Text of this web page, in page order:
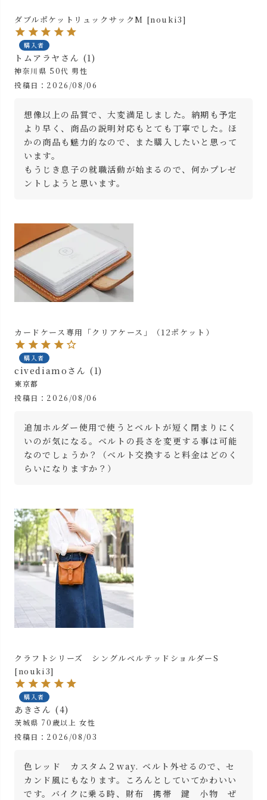
ダブルポケットリュックサックM [nouki3]
購入者
トムアラヤ 1
神奈川県 50代 男性
投稿日
2026/08/06
想像以上の品質で、大変満足しました。納期も予定
より早く、商品の説明対応もとても丁寧でした。ほ
かの商品も魅力的なので、また購入したいと思って
います。
もうじき息子の就職活動が始まるので、何かプレゼ
ントしようと思います。
カードケース専用「クリアケース」（12ポケット）
購入者
civediamo 1
東京都
投稿日
2026/08/06
追加ホルダー使用で使うとベルトが短く閉まりにく
いのが気になる。ベルトの長さを変更する事は可能
なのでしょうか？（ベルト交換すると料金はどのく
らいになりますか？）
クラフトシリーズ シングルベルテッドショルダーS
[nouki3]
購入者
あき 4
茨城県 70歳以上 女性
投稿日
2026/08/03
色レッド　カスタム２way. ベルト外せるので、セ
カンド風にもなります。ころんとしていてかわいい
です。バイクに乗る時、財布　携帯　鍵　小物　ぜ